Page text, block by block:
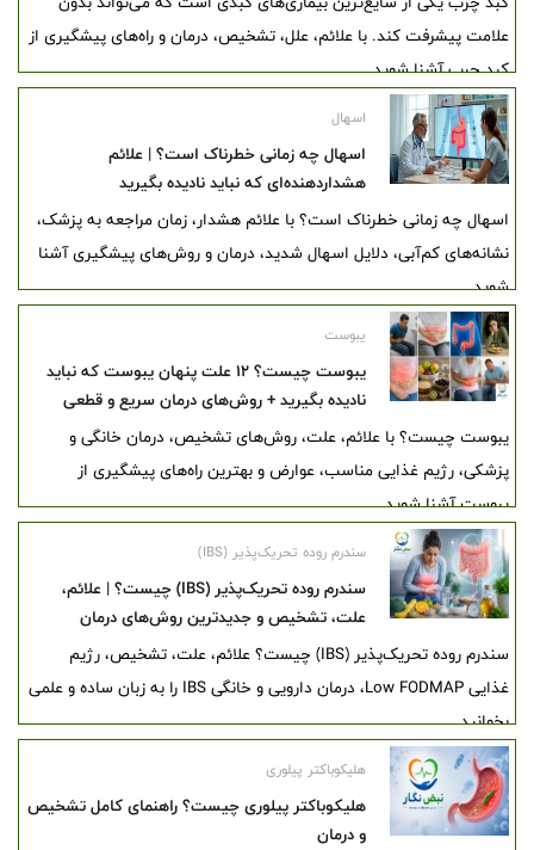
علامت پیشرفت کند. با علائم، علل، تشخیص، درمان و راه‌های پیشگیری از
کبد چرب آشنا شوید.
اسهال
اسهال چه زمانی خطرناک است؟ | علائم
هشداردهنده‌ای که نباید نادیده بگیرید
اسهال چه زمانی خطرناک است؟ با علائم هشدار، زمان مراجعه به پزشک،
نشانه‌های کم‌آبی، دلایل اسهال شدید، درمان و روش‌های پیشگیری آشنا
شوید.
یبوست
یبوست چیست؟ ۱۲ علت پنهان یبوست که نباید
نادیده بگیرید + روش‌های درمان سریع و قطعی
یبوست چیست؟ با علائم، علت، روش‌های تشخیص، درمان خانگی و
پزشکی، رژیم غذایی مناسب، عوارض و بهترین راه‌های پیشگیری از
یبوست آشنا شوید.
سندرم روده تحریک‌پذیر (IBS)
سندرم روده تحریک‌پذیر (IBS) چیست؟ | علائم،
علت، تشخیص و جدیدترین روش‌های درمان
سندرم روده تحریک‌پذیر (IBS) چیست؟ علائم، علت، تشخیص، رژیم
غذایی Low FODMAP، درمان دارویی و خانگی IBS را به زبان ساده و علمی
بخوانید.
هلیکوباکتر پیلوری
هلیکوباکتر پیلوری چیست؟ راهنمای کامل تشخیص
و درمان